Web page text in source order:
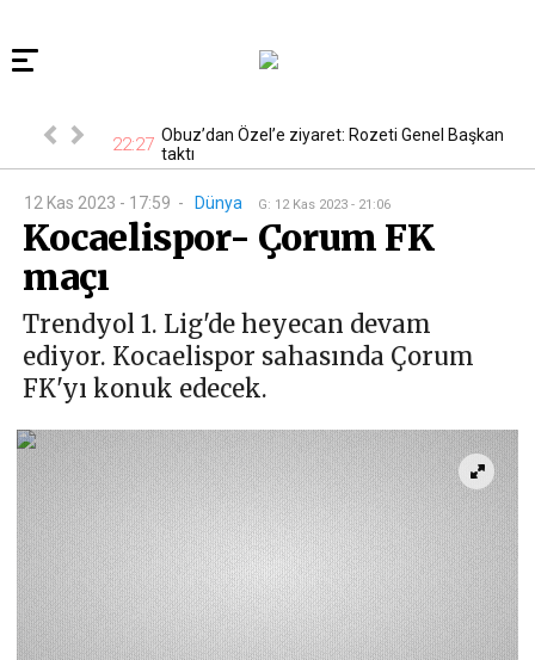
ucuzu 115 22:27 Obuz’dan Özel’e ziyaret: Rozeti Genel Başkan
taktı
12 Kas 2023 - 17:59 - Dünya G: 12 Kas 2023 - 21:06
Kocaelispor- Çorum FK
maçı
Trendyol 1. Lig'de heyecan devam
ediyor. Kocaelispor sahasında Çorum
FK'yı konuk edecek.